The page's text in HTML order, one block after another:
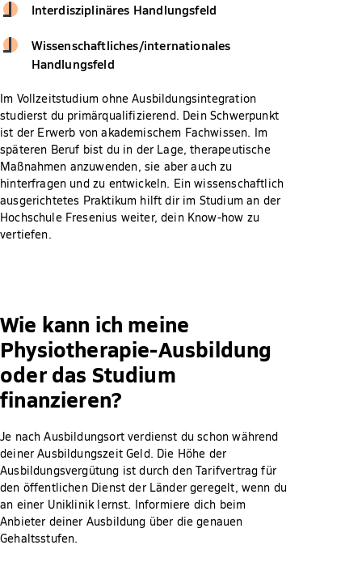
Interdisziplinäres Handlungsfeld
Wissenschaftliches/internationales
Handlungsfeld
Im Vollzeitstudium ohne Ausbildungsintegration
studierst du primärqualifizierend. Dein Schwerpunkt
ist der Erwerb von akademischem Fachwissen. Im
späteren Beruf bist du in der Lage, therapeutische
Maßnahmen anzuwenden, sie aber auch zu
hinterfragen und zu entwickeln. Ein wissenschaftlich
ausgerichtetes Praktikum hilft dir im Studium an der
Hochschule Fresenius weiter, dein Know-how zu
vertiefen.
Wie kann ich meine
Physiotherapie-Ausbildung
oder das Studium
finanzieren?
Je nach Ausbildungsort verdienst du schon während
deiner Ausbildungszeit Geld. Die Höhe der
Ausbildungsvergütung ist durch den Tarifvertrag für
den öffentlichen Dienst der Länder geregelt, wenn du
an einer Uniklinik lernst. Informiere dich beim
Anbieter deiner Ausbildung über die genauen
Gehaltsstufen.